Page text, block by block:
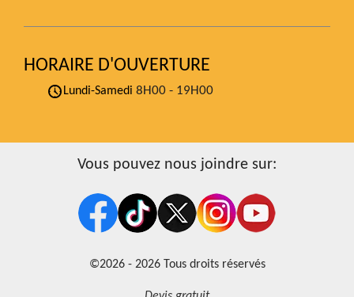
HORAIRE D'OUVERTURE
Lundi-Samedi 8H00 - 19H00
Vous pouvez nous joindre sur:
©2026 - 2026 Tous droits réservés